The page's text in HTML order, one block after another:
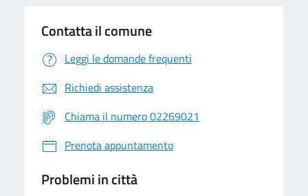
Contatta il comune
Leggi le domande frequenti
Richiedi assistenza
Chiama il numero 02269021
Prenota appuntamento
Problemi in città